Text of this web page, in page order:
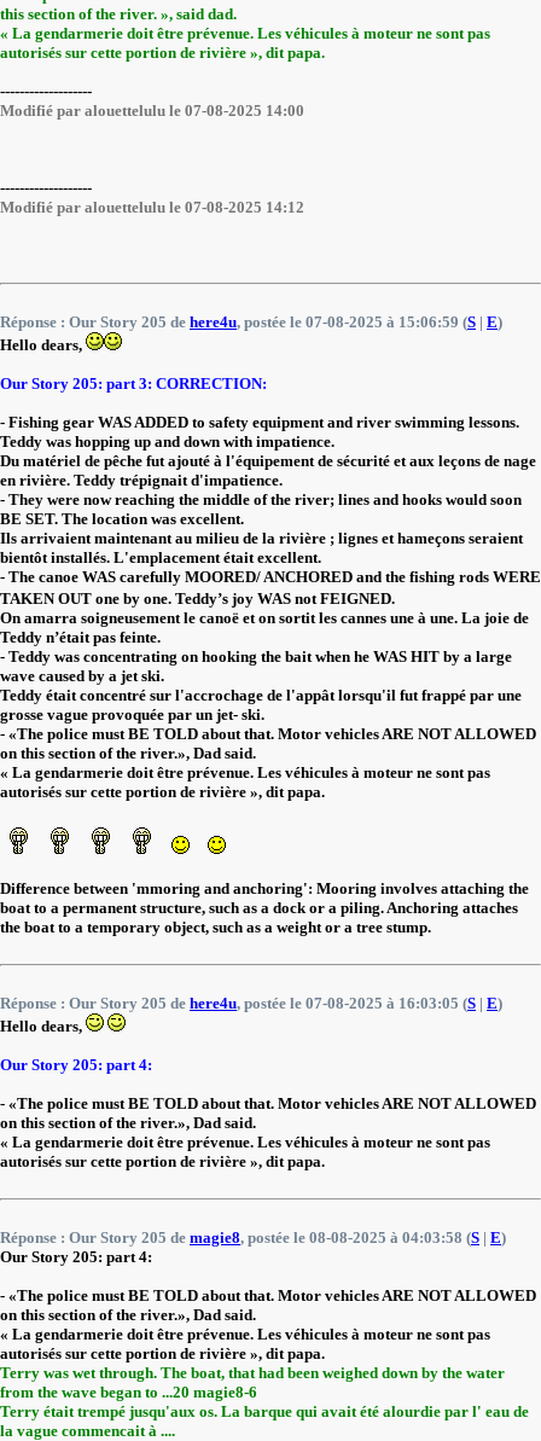
this section of the river. », said dad.
« La gendarmerie doit être prévenue. Les véhicules à moteur ne sont pas
autorisés sur cette portion de rivière », dit papa.
-------------------
Modifié par alouettelulu le 07-08-2025 14:00
-------------------
Modifié par alouettelulu le 07-08-2025 14:12
Réponse : Our Story 205 de here4u, postée le 07-08-2025 à 15:06:59 (S | E)
Hello dears,
Our Story 205: part 3: CORRECTION:
- Fishing gear WAS ADDED to safety equipment and river swimming lessons.
Teddy was hopping up and down with impatience.
Du matériel de pêche fut ajouté à l'équipement de sécurité et aux leçons de nage
en rivière. Teddy trépignait d'impatience.
- They were now reaching the middle of the river; lines and hooks would soon
BE SET. The location was excellent.
Ils arrivaient maintenant au milieu de la rivière ; lignes et hameçons seraient
bientôt installés. L'emplacement était excellent.
- The canoe WAS carefully MOORED/ ANCHORED and the fishing rods WERE
TAKEN OUT one by one. Teddy’s joy WAS not FEIGNED.
On amarra soigneusement le canoë et on sortit les cannes une à une. La joie de
Teddy n’était pas feinte.
- Teddy was concentrating on hooking the bait when he WAS HIT by a large
wave caused by a jet ski.
Teddy était concentré sur l'accrochage de l'appât lorsqu'il fut frappé par une
grosse vague provoquée par un jet- ski.
- «The police must BE TOLD about that. Motor vehicles ARE NOT ALLOWED
on this section of the river.», Dad said.
« La gendarmerie doit être prévenue. Les véhicules à moteur ne sont pas
autorisés sur cette portion de rivière », dit papa.
Difference between 'mmoring and anchoring': Mooring involves attaching the
boat to a permanent structure, such as a dock or a piling. Anchoring attaches
the boat to a temporary object, such as a weight or a tree stump.
Réponse : Our Story 205 de here4u, postée le 07-08-2025 à 16:03:05 (S | E)
Hello dears,
Our Story 205: part 4:
- «The police must BE TOLD about that. Motor vehicles ARE NOT ALLOWED
on this section of the river.», Dad said.
« La gendarmerie doit être prévenue. Les véhicules à moteur ne sont pas
autorisés sur cette portion de rivière », dit papa.
Réponse : Our Story 205 de magie8, postée le 08-08-2025 à 04:03:58 (S | E)
Our Story 205: part 4:
- «The police must BE TOLD about that. Motor vehicles ARE NOT ALLOWED
on this section of the river.», Dad said.
« La gendarmerie doit être prévenue. Les véhicules à moteur ne sont pas
autorisés sur cette portion de rivière », dit papa.
Terry was wet through. The boat, that had been weighed down by the water
from the wave began to ...20 magie8-6
Terry était trempé jusqu'aux os. La barque qui avait été alourdie par l' eau de
la vague commencait à ....